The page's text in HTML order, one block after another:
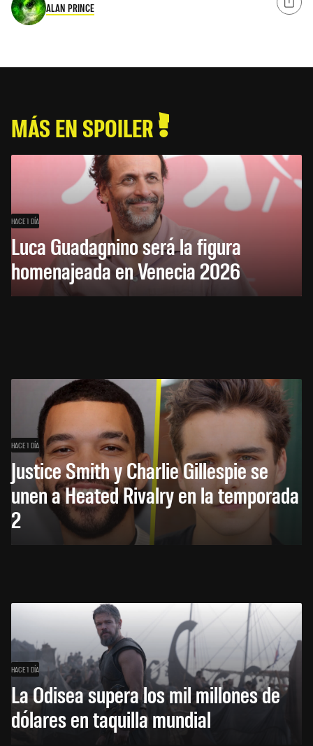
ALAN PRINCE
MÁS EN SPOILER
HACE 1 DÍA
Luca Guadagnino será la figura
homenajeada en Venecia 2026
HACE 1 DÍA
Justice Smith y Charlie Gillespie se
unen a Heated Rivalry en la temporada
2
HACE 1 DÍA
La Odisea supera los mil millones de
dólares en taquilla mundial